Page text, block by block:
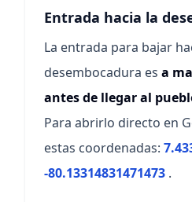
Entrada hacia la
La entrada para bajar
desembocadura es a
antes de llegar al
Para abrirlo directo en
estas coordenadas:
-80.13314831471473 .